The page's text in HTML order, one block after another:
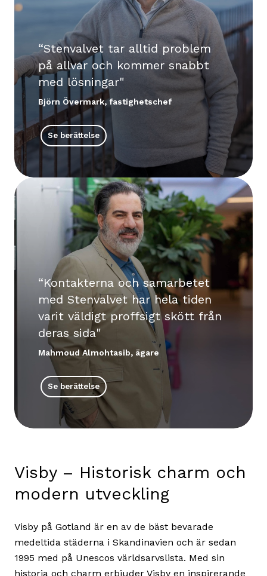
Stenvalvet tar alltid problem
på allvar och kommer snabbt
med lösningar
Björn Övermark, fastighetschef
Se berättelse
Kontakterna och samarbetet
med Stenvalvet har hela tiden
varit väldigt proffsigt skött från
deras sida
Mahmoud Almohtasib, ägare
Se berättelse
Visby – Historisk charm och
modern utveckling
Visby på Gotland är en av de bäst bevarade
medeltida städerna i Skandinavien och är sedan
1995 med på Unescos världsarvslista. Med sin
historia och charm erbjuder Visby en inspirerande